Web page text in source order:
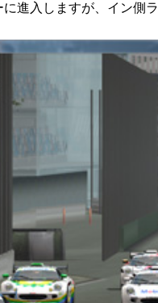
進入しますが、イン側